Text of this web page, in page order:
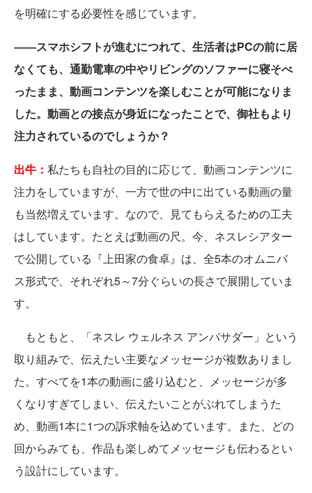
を明確にする必要性を感じています。
――スマホシフトが進むにつれて、生活者はPCの前に居
なくても、通勤電車の中やリビングのソファーに寝そべ
ったまま、動画コンテンツを楽しむことが可能になりま
した。動画との接点が身近になったことで、御社もより
注力されているのでしょうか？
出牛： 私たちも自社の目的に応じて、動画コンテンツに
注力をしていますが、一方で世の中に出ている動画の量
も当然増えています。なので、見てもらえるための工夫
はしています。たとえば動画の尺。今、ネスレシアター
で公開している『上田家の食卓』は、全5本のオムニバ
ス形式で、それぞれ5～7分ぐらいの長さで展開していま
す。
もともと、「ネスレ ウェルネス アンバサダー」という
取り組みで、伝えたい主要なメッセージが複数ありまし
た。すべてを1本の動画に盛り込むと、メッセージが多
くなりすぎてしまい、伝えたいことがぶれてしまうた
め、動画1本に1つの訴求軸を込めています。また、どの
回からみても、作品も楽しめてメッセージも伝わるとい
う設計にしています。